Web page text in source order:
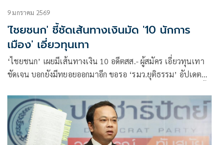
9 มกราคม 2569
'ไชยชนก' ชี้ชัดเส้นทางเงินมัด '10 นักการ
เมือง' เอี่ยวทุนเทา
‘ไชยชนก’ เผยมีเส้นทางเงิน 10 อดีตสส.- ผู้สมัคร เอี่ยวทุนเทา
ชัดเจน บอกยังมีทยอยออกมาอีก ขอรอ ‘รมว.ยุติธรรม’ อัปเดต